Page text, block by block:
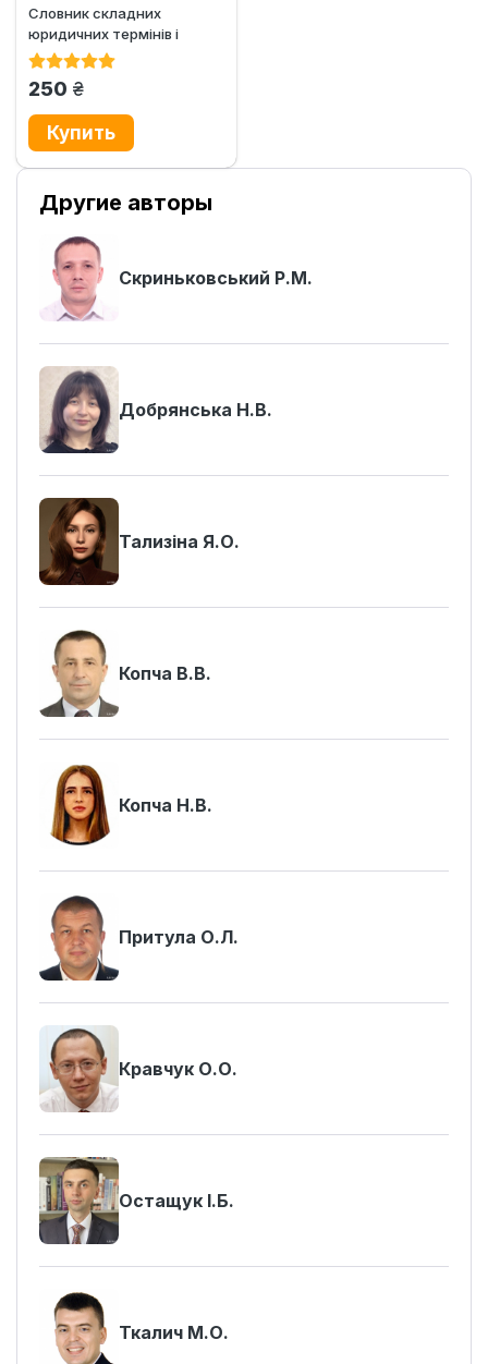
Словник складних
юридичних термінів і
визначень
250 грн.
Другие авторы
Скриньковський Р.М.
Добрянська Н.В.
Тализіна Я.О.
Копча В.В.
Копча Н.В.
Притула О.Л.
Кравчук О.О.
Остащук І.Б.
Ткалич М.О.